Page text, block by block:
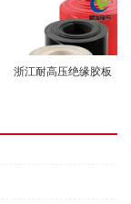
浙江耐高压绝缘胶板